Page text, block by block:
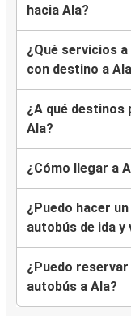
hacia Ala?
¿Qué servicios
con destino a
¿A qué destinos
Ala?
¿Cómo llegar a
¿Puedo hacer
autobús de ida y
¿Puedo
autobús a Ala?